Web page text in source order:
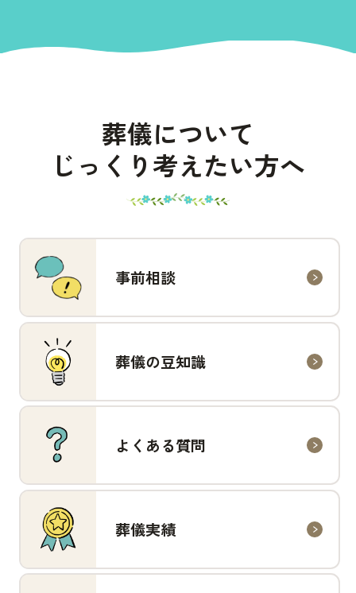
葬儀について
じっくり考えたい方へ
事前相談
葬儀の豆知識
よくある質問
葬儀実績